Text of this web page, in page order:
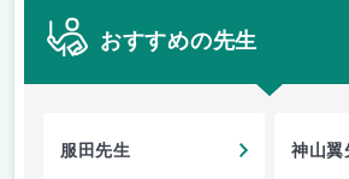
おすすめの先生
服田先生 神山翼